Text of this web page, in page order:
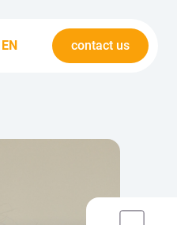
EN contact us